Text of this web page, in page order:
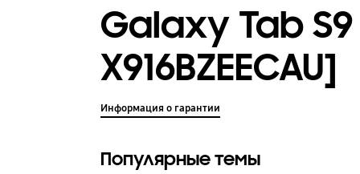
Galaxy Tab
X916BZEECAU]
Информация о гарантии
Популярные темы